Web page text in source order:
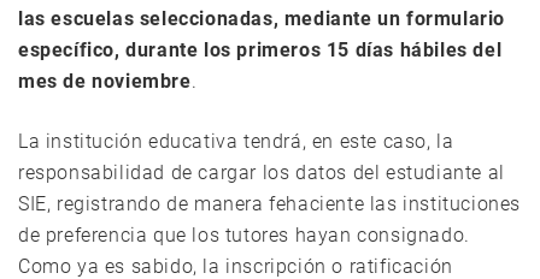
las escuelas seleccionadas, mediante un formulario
específico, durante los primeros 15 días hábiles del
mes de noviembre.
La institución educativa tendrá, en este caso, la
responsabilidad de cargar los datos del estudiante al
SIE, registrando de manera fehaciente las instituciones
de preferencia que los tutores hayan consignado.
Como ya es sabido, la inscripción o ratificación